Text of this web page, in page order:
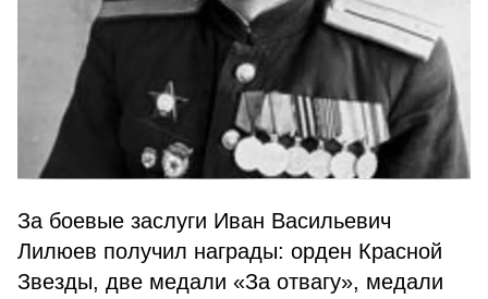
За боевые заслуги Иван Васильевич
Лилюев получил награды: орден Красной
Звезды, две медали «За отвагу», медали